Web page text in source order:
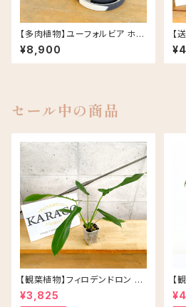
【多肉植物】ユーフォルビア ホリ
ダ PLUS the green FIKA PO
T セサミラテ
¥8,900
【
シ
ッ
ッ
セール中の商品
【観葉植物】フィロデンドロン ジ
ョーピー ネガミエル 3号 ネコチ
ップ 浅岡園芸 アロイド
¥3,825
【
5